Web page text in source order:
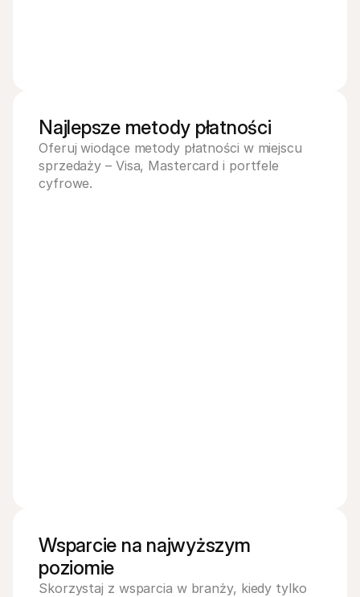
Najlepsze metody płatności
Oferuj wiodące metody płatności w miejscu
sprzedaży – Visa, Mastercard i portfele
cyfrowe.
Wsparcie na najwyższym
poziomie
Skorzystaj z wsparcia w branży, kiedy tylko